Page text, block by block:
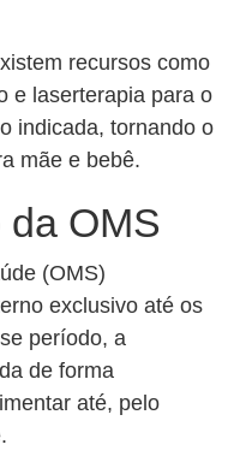
recursos como
e laserterapia para o
indicada, tornando o
mãe e bebê.
OMS
(OMS)
exclusivo até os
período, a
de forma
até, pelo